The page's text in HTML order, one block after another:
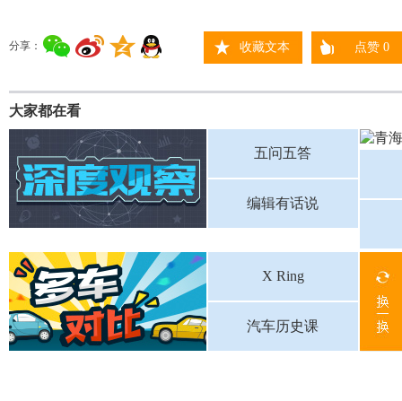
分享： 收藏文本 点赞0
大家都在看
五问五答
编辑有话说
X Ring
汽车历史课